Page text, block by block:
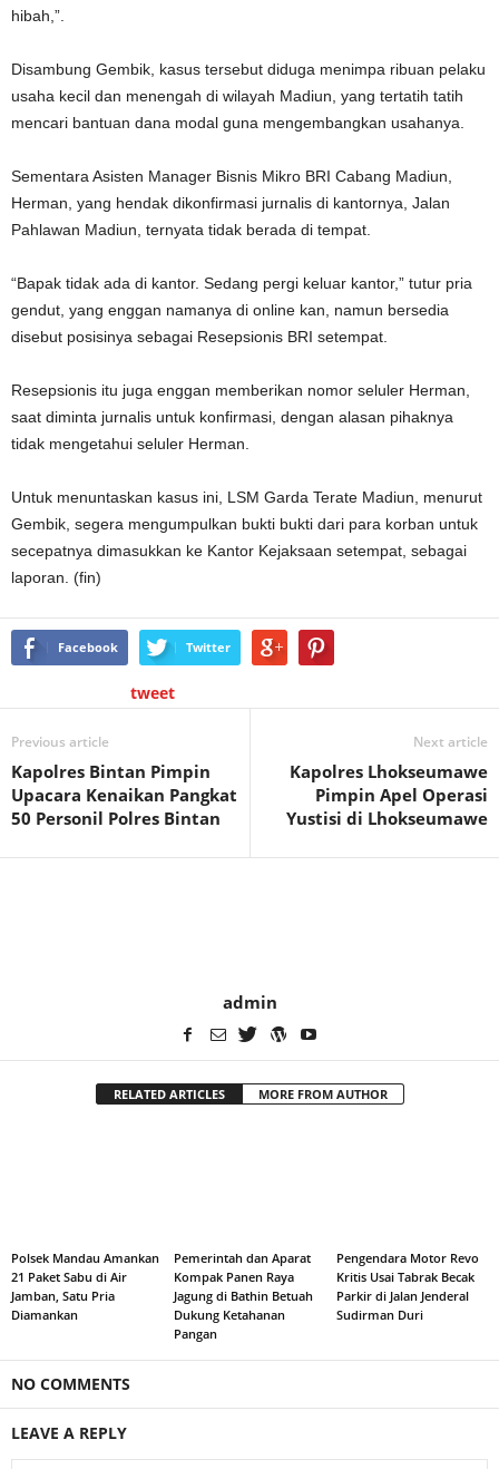
hibah,”.
Disambung Gembik, kasus tersebut diduga menimpa ribuan pelaku
usaha kecil dan menengah di wilayah Madiun, yang tertatih tatih
mencari bantuan dana modal guna mengembangkan usahanya.
Sementara Asisten Manager Bisnis Mikro BRI Cabang Madiun,
Herman, yang hendak dikonfirmasi jurnalis di kantornya, Jalan
Pahlawan Madiun, ternyata tidak berada di tempat.
“Bapak tidak ada di kantor. Sedang pergi keluar kantor,” tutur pria
gendut, yang enggan namanya di online kan, namun bersedia
disebut posisinya sebagai Resepsionis BRI setempat.
Resepsionis itu juga enggan memberikan nomor seluler Herman,
saat diminta jurnalis untuk konfirmasi, dengan alasan pihaknya
tidak mengetahui seluler Herman.
Untuk menuntaskan kasus ini, LSM Garda Terate Madiun, menurut
Gembik, segera mengumpulkan bukti bukti dari para korban untuk
secepatnya dimasukkan ke Kantor Kejaksaan setempat, sebagai
laporan. (fin)
Facebook Twitter
tweet
Previous article
Kapolres Bintan Pimpin
Upacara Kenaikan Pangkat
50 Personil Polres Bintan
Next article
Kapolres Lhokseumawe
Pimpin Apel Operasi
Yustisi di Lhokseumawe
admin
RELATED ARTICLES MORE FROM AUTHOR
Polsek Mandau Amankan
21 Paket Sabu di Air
Jamban, Satu Pria
Diamankan
Pemerintah dan Aparat
Kompak Panen Raya
Jagung di Bathin Betuah
Dukung Ketahanan
Pangan
Pengendara Motor Revo
Kritis Usai Tabrak Becak
Parkir di Jalan Jenderal
Sudirman Duri
NO COMMENTS
LEAVE A REPLY